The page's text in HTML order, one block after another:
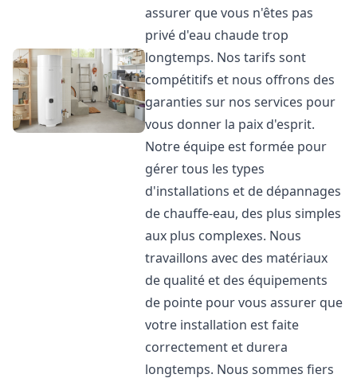
assurer que vous n'êtes pas
privé d'eau chaude trop
longtemps. Nos tarifs sont
compétitifs et nous offrons des
garanties sur nos services pour
vous donner la paix d'esprit.
Notre équipe est formée pour
gérer tous les types
d'installations et de dépannages
de chauffe-eau, des plus simples
aux plus complexes. Nous
travaillons avec des matériaux
de qualité et des équipements
de pointe pour vous assurer que
votre installation est faite
correctement et durera
longtemps. Nous sommes fiers